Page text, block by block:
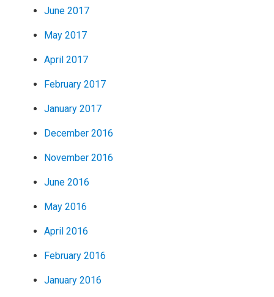
June 2017
May 2017
April 2017
February 2017
January 2017
December 2016
November 2016
June 2016
May 2016
April 2016
February 2016
January 2016